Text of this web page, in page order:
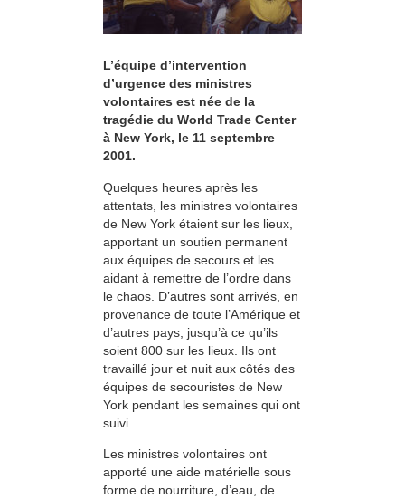
L’équipe d’intervention
d’urgence des ministres
volontaires est née de la
tragédie du World Trade Center
à New York, le 11 septembre
2001.
Quelques heures après les
attentats, les ministres volontaires
de New York étaient sur les lieux,
apportant un soutien permanent
aux équipes de secours et les
aidant à remettre de l’ordre dans
le chaos. D’autres sont arrivés, en
provenance de toute l’Amérique et
d’autres pays, jusqu’à ce qu’ils
soient 800 sur les lieux. Ils ont
travaillé jour et nuit aux côtés des
équipes de secouristes de New
York pendant les semaines qui ont
suivi.
Les ministres volontaires ont
apporté une aide matérielle sous
forme de nourriture, d’eau, de